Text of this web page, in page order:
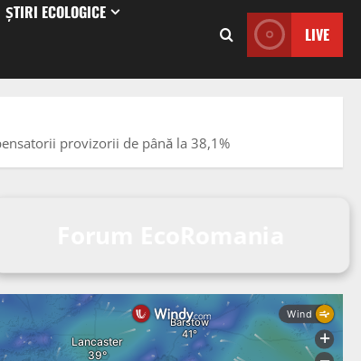
ȘTIRI ECOLOGICE
LIVE
provizorii de până la 38,1%